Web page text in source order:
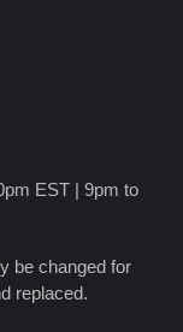
EST | 9pm to
be changed for
replaced.